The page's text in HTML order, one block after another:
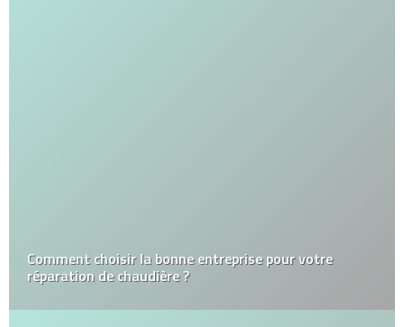
Comment choisir la bonne entreprise pour votre
réparation de chaudière ?